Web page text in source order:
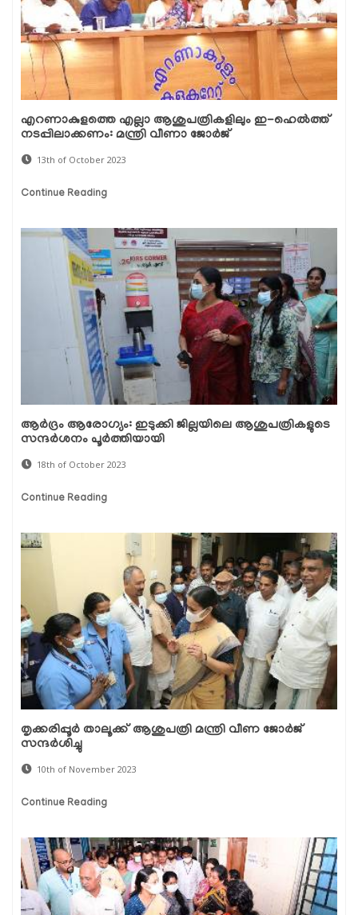
എറണാകുളത്തെ എല്ലാ ആശുപത്രികളിലും ഇ-ഹെല്‍ത്ത്
നടപ്പിലാക്കണം: മന്ത്രി വീണാ ജോര്‍ജ്
13th of October 2023
Continue Reading
ആര്‍ദ്രം ആരോഗ്യം: ഇടുക്കി ജില്ലയിലെ ആശുപത്രികളുടെ
സന്ദര്‍ശനം പൂര്‍ത്തിയായി
18th of October 2023
Continue Reading
തൃക്കരിപ്പൂര്‍ താലൂക്ക് ആശുപത്രി മന്ത്രി വീണ ജോര്‍ജ്
സന്ദര്‍ശിച്ചു
10th of November 2023
Continue Reading